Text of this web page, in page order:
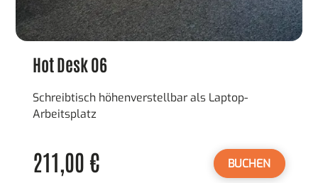
BUCHEN
Hot Desk 06
Schreibtisch höhenverstellbar als Laptop-
Arbeitsplatz
211,00 € BUCHEN